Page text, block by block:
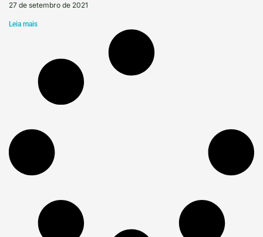
27 de setembro de 2021
Leia mais